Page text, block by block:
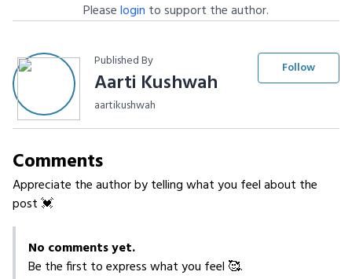
Pleaselogin to support the author.
Published By
Aarti Kushwah
aartikushwah
Follow
Comments
Appreciate the author by telling what you feel about the
post 💓
No comments yet.
Be the first to express what you feel 🥰.